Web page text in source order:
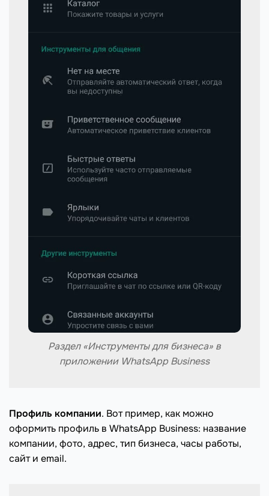
Раздел «Инструменты для бизнеса» в
приложении WhatsApp Business
Профиль компании. Вот пример, как можно
оформить профиль в WhatsApp Business: название
компании, фото, адрес, тип бизнеса, часы работы,
сайт и email.